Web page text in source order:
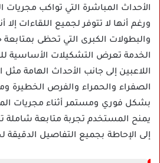
الأحداث المباشرة التي تواكب مجريات
ورغم أنها لا تتوفر لجميع اللقاءات إلا
والبطولات الكبرى التي تحظى
الخدمة تعرض التشكيلات الأساسية
اللاعبين إلى جانب الأحداث الهامة مثل
الصفراء والحمراء والفرص الخطيرة
بشكل فوري ومستمر أثناء مجريات
يمنح المستخدم تجربة متابعة
إلى الإحاطة بجميع التفاصيل الدقيقة